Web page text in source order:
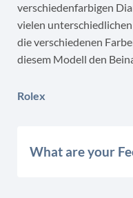
verschiedenfarbigen
vielen
die verschiedenen
diesem Modell den
Rolex
What are your